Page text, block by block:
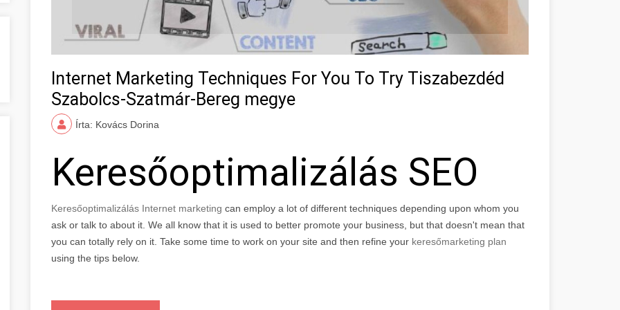
Internet Marketing Techniques For You To Try Tiszabezdéd
Szabolcs-Szatmár-Bereg megye
Írta: Kovács Dorina
Keresőoptimalizálás SEO
Keresőoptimalizálás Internet marketing can employ a lot of different techniques depending upon whom you
ask or talk to about it. We all know that it is used to better promote your business, but that doesn't mean that
you can totally rely on it. Take some time to work on your site and then refine your keresőmarketing plan
using the tips below.